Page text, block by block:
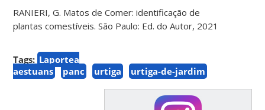
RANIERI, G. Matos de Comer: identificação de
plantas comestíveis. São Paulo: Ed. do Autor, 2021
Tags: Laportea
aestuans
panc urtiga urtiga-de-jardim